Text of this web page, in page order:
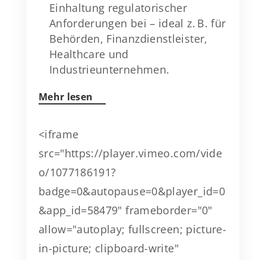
Einhaltung regulatorischer
Anforderungen bei – ideal z. B. für
Behörden, Finanzdienstleister,
Healthcare und
Industrieunternehmen.
Mehr lesen
<iframe
src="https://player.vimeo.com/vide
o/1077186191?
badge=0&autopause=0&player_id=0
&app_id=58479" frameborder="0"
allow="autoplay; fullscreen; picture-
in-picture; clipboard-write"